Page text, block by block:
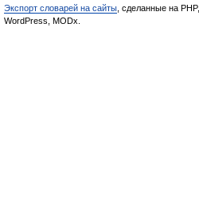
Экспорт словарей на сайты , сделанные на PHP,
WordPress, MODx.